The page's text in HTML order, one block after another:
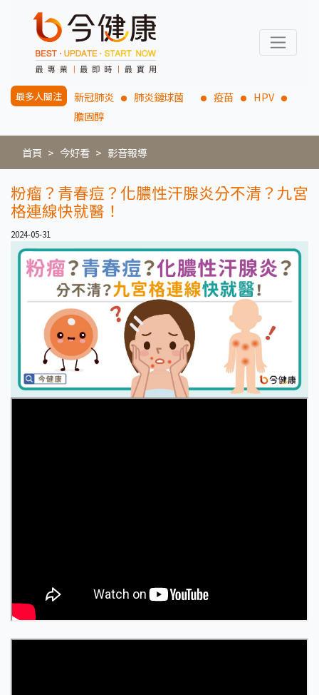
最多人關注 新冠肺炎 肺炎鏈球菌 疫苗
HPV
膽固醇
首頁 今好看 影音報導
粉瘤？青春痘？化膿性汗腺炎分不清？九宮
格連線快就醫！
2024-05-31